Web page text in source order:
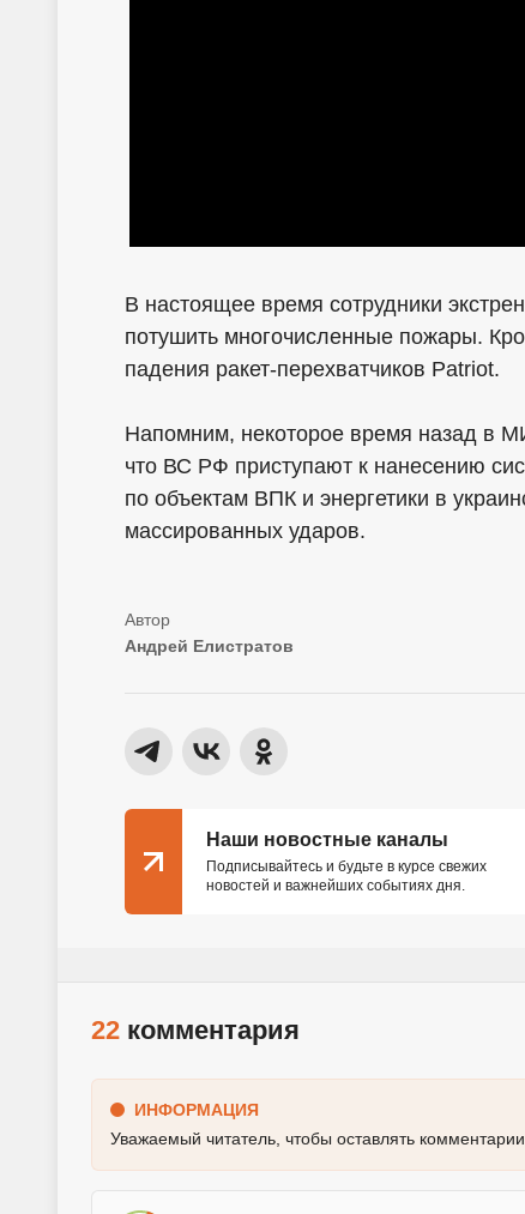
В настоящее время сотрудники
потушить многочисленные пожары.
падения ракет-перехватчиков Patriot.
Напомним, некоторое время назад в
что ВС РФ приступают к нанесению
по объектам ВПК и энергетики в
массированных ударов.
Андрей Елистратов
Наши новостные каналы
Подписывайтесь и будьте в курсе свежих
новостей и важнейших событиях дня.
22 комментария
ИНФОРМАЦИЯ
Уважаемый читатель, чтобы оставлять